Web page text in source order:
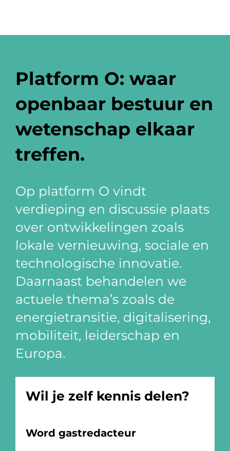
Platform O: waar
openbaar bestuur en
wetenschap elkaar
treffen.
Op platform O vindt
verdieping en discussie plaats
over ontwikkelingen zoals
lokale vernieuwing, sociale en
technologische innovatie.
Daarnaast behandelen we
actuele thema’s zoals de
energietransitie, digitalisering,
mobiliteit, leiderschap en
Europa.
Wil je zelf kennis delen?
Word gastredacteur